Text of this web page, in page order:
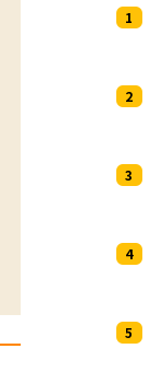
1
2
3
4
5